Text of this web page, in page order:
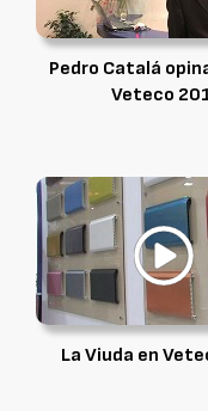
Pedro Catalá
Veteco
La Viuda en